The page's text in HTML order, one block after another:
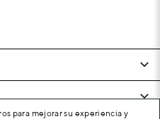
para mejorar su experiencia y